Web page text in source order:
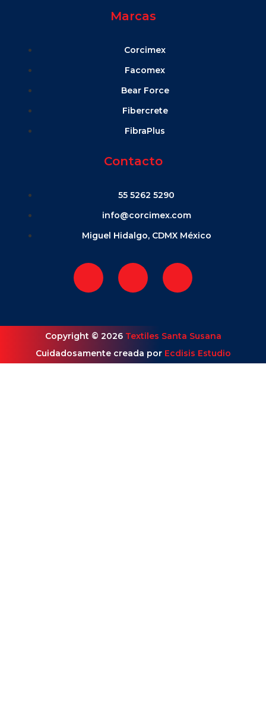
Marcas
Corcimex
Facomex
Bear Force
Fibercrete
FibraPlus
Contacto
55 5262 5290
info@corcimex.com
Miguel Hidalgo, CDMX México
Copyright © 2026 Textiles Santa Susana
Cuidadosamente creada por Ecdisis Estudio